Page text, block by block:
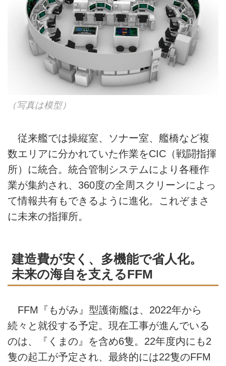
（写真は模型）
従来艦では操縦室、ソナー室、艦橋など複
数エリアに分かれていた作業をCIC（戦闘指揮
所）に統合。統合管制システムにより各種作
業が集約され、360度の全周スクリーンによっ
て情報共有もできるように進化。これぞまさ
に未来の指揮所。
建造費が安く、多機能で省人化。
未来の海自を支えるFFM
FFM『もがみ』型護衛艦は、2022年から
続々と就役する予定。現在工事が進んでいる
のは、『くまの』を含め6隻。22年度内にも2
隻の起工が予定され、最終的には22隻のFFM